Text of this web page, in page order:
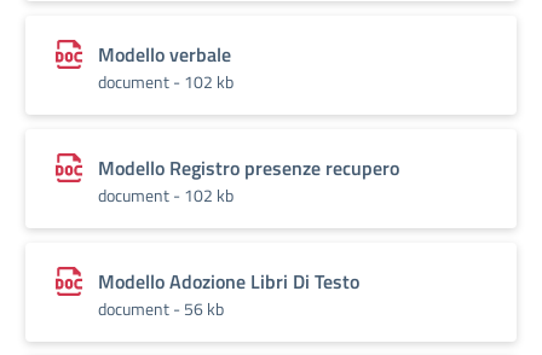
Modello verbale
document - 102 kb
Modello Registro presenze recupero
document - 102 kb
Modello Adozione Libri Di Testo
document - 56 kb